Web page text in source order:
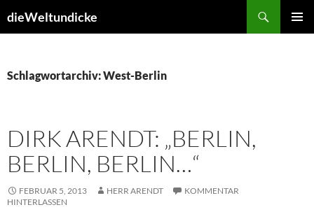
Inhalt
dieWeltundicke
Schlagwortarchiv: West-Berlin
DIRK ARENDT: „BERLIN,
BERLIN, BERLIN…“
FEBRUAR 5, 2013 HERR ARENDT
KOMMENTAR
HINTERLASSEN